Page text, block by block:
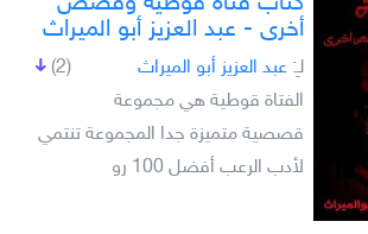
أخرى - عبد العزيز أبو الميراث
(2) لـِ: عبد العزيز أبو الميراث
الفتاة قوطية هي مجموعة
قصصية متميزة جدا المجموعة تنتمي
لأدب الرعب أفضل 100 رو